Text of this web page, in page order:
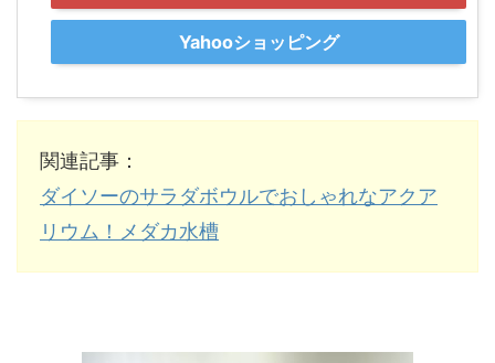
Yahooショッピング
関連記事：
ダイソーのサラダボウルでおしゃれなアクア
リウム！メダカ水槽